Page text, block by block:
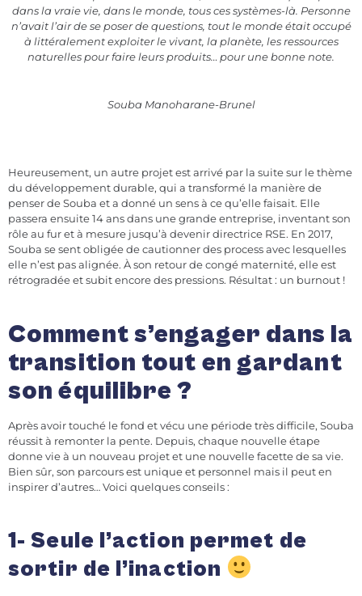
dans la vraie vie, dans le monde, tous ces systèmes-là. Personne
n’avait l’air de se poser de questions, tout le monde était occupé
à littéralement exploiter le vivant, la planète, les ressources
naturelles pour faire leurs produits… pour une bonne note.
Souba Manoharane-Brunel
Heureusement, un autre projet est arrivé par la suite sur le thème
du développement durable, qui a transformé la manière de
penser de Souba et a donné un sens à ce qu’elle faisait. Elle
passera ensuite 14 ans dans une grande entreprise, inventant son
rôle au fur et à mesure jusqu’à devenir directrice RSE. En 2017,
Souba se sent obligée de cautionner des process avec lesquelles
elle n’est pas alignée. À son retour de congé maternité, elle est
rétrogradée et subit encore des pressions. Résultat : un burnout !
Comment s’engager dans la
transition tout en gardant
son équilibre ?
Après avoir touché le fond et vécu une période très difficile, Souba
réussit à remonter la pente. Depuis, chaque nouvelle étape
donne vie à un nouveau projet et une nouvelle facette de sa vie.
Bien sûr, son parcours est unique et personnel mais il peut en
inspirer d’autres… Voici quelques conseils :
1- Seule l’action permet de
sortir de l’inaction